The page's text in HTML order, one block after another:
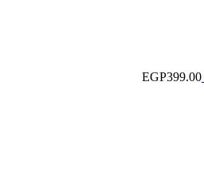
EGP399.00